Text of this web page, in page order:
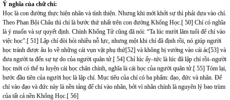
Ý nghĩa của chữ chí:
Học là con đường thực hiện nhân và tính thiện. Nhưng khi mới khởi sự thì phải dựa vào chí.
Theo Phan Bội Châu thì chí là bước thứ nhất trên con đường Khổng Học.[ 50] Chí có nghĩa
là ý muốn và sự quyết định. Chính Khổng Tử cũng đã nói: “Ta lúc mười lăm tuổi để chí vào
việc học”.[ 51] Lập chí đòi hỏi nhiều nỗ lực, nhưng một khi chí đã định rồi, nó giúp người
học tránh được âu lo về những cái vụn vặt phụ thứ[52] và không bị vướng vào cái ác[53] và
đưa người ta đến sự tự do của người quân tử.[ 54] Chỉ lúc ấy–tức là lúc đã lập chí rồi–người
học mới có thể tu luyện cái học chân chính, nghĩa là cái học của người quân tử.[ 55] Tóm lại,
bước đầu tiên của người học là lập chí. Mục tiêu của chí có ba phẩm: đạo, đức và nhân. Để
chí vào đạo và đức này là nền tảng để chí vào nhân, bởi vì nhân chính là nguyên lý bao trùm
của tất cả nền Khổng Học.[ 56]